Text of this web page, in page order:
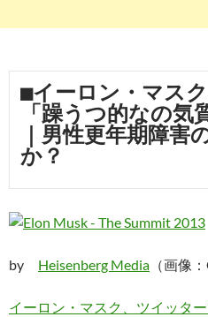
■イーロン・マス
「躁うつ的なの気
｜男性更年期障害
か？
by Heisenberg Media （画像
イーロン・マスク、ツイッタ